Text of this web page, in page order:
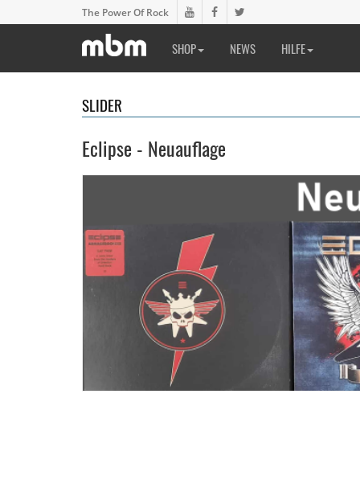
The Power Of Rock
SHOP NEWS HILFE
SLIDER
Eclipse - Neuauflage